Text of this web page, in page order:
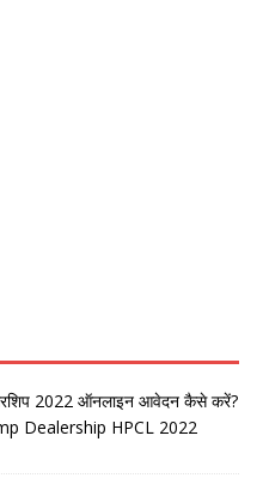
2022 ऑनलाइन आवेदन कैसे करें?
Dealership HPCL 2022